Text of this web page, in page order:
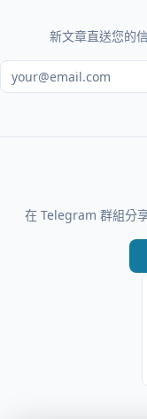
新文章直送您的
電子郵件地址
在 Telegram 群組分